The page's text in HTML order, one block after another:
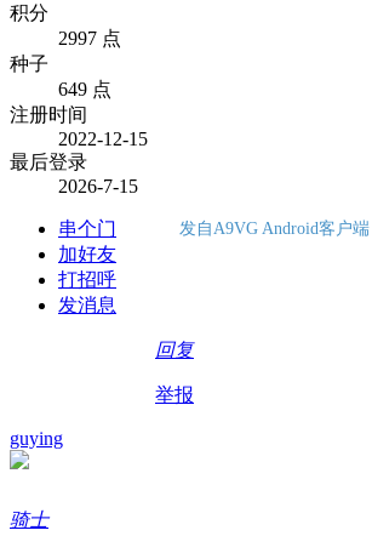
积分
2997 点
种子
649 点
注册时间
2022-12-15
最后登录
2026-7-15
串个门
加好友
打招呼
发消息
发自A9VG Android客户端
回复
举报
guying
骑士